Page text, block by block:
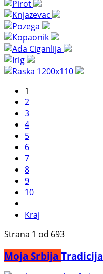
1
2
3
4
5
6
7
8
9
10
Kraj
Strana 1 od 693
Moja Srbija Tradicija